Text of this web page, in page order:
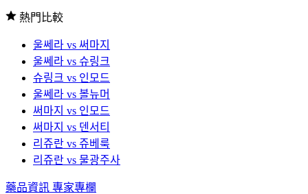
熱門比較
울쎄라 vs 써마지
울쎄라 vs 슈링크
슈링크 vs 인모드
울쎄라 vs 볼뉴머
써마지 vs 인모드
써마지 vs 덴서티
리쥬란 vs 쥬베룩
리쥬란 vs 물광주사
藥品資訊 專家專欄